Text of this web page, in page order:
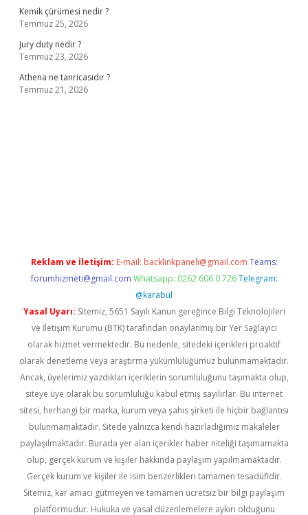
Kemik çürümesi nedir ?
Temmuz 25, 2026
Jury duty nedir ?
Temmuz 23, 2026
Athena ne tanricasıdır ?
Temmuz 21, 2026
Reklam ve İletişim: E-mail: backlinkpaneli@gmail.com Teams:
forumhizmeti@gmail.com Whatsapp: 0262 606 0 726 Telegram:
@karabul
Yasal Uyarı: Sitemiz, 5651 Sayılı Kanun gereğince Bilgi Teknolojileri
ve İletişim Kurumu (BTK) tarafından onaylanmış bir Yer Sağlayıcı
olarak hizmet vermektedir. Bu nedenle, sitedeki içerikleri proaktif
olarak denetleme veya araştırma yükümlülüğümüz bulunmamaktadır.
Ancak, üyelerimiz yazdıkları içeriklerin sorumluluğunu taşımakta olup,
siteye üye olarak bu sorumluluğu kabul etmiş sayılırlar. Bu internet
sitesi, herhangi bir marka, kurum veya şahıs şirketi ile hiçbir bağlantısı
bulunmamaktadır. Sitede yalnızca kendi hazırladığımız makaleler
paylaşılmaktadır. Burada yer alan içerikler haber niteliği taşımamakta
olup, gerçek kurum ve kişiler hakkında paylaşım yapılmamaktadır.
Gerçek kurum ve kişiler ile isim benzerlikleri tamamen tesadüfidir.
Sitemiz, kar amacı gütmeyen ve tamamen ücretsiz bir bilgi paylaşım
platformudur. Hukuka ve yasal düzenlemelere aykırı olduğunu